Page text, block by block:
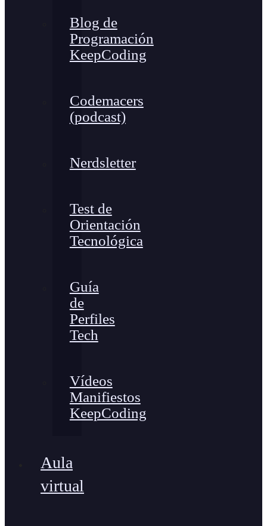
Blog de
Programación
KeepCoding
Codemacers
(podcast)
Nerdsletter
Test de
Orientación
Tecnológica
Guía
de
Perfiles
Tech
Vídeos
Manifiestos
KeepCoding
Aula
virtual